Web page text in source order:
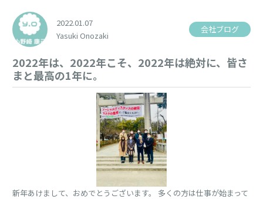
2022.01.07
Yasuki Onozaki
会社ブログ
2022年は、2022年こそ、2022年は絶対に、皆さ
まと最高の1年に。
新年あけまして、おめでとうございます。 多くの方は仕事が始まって